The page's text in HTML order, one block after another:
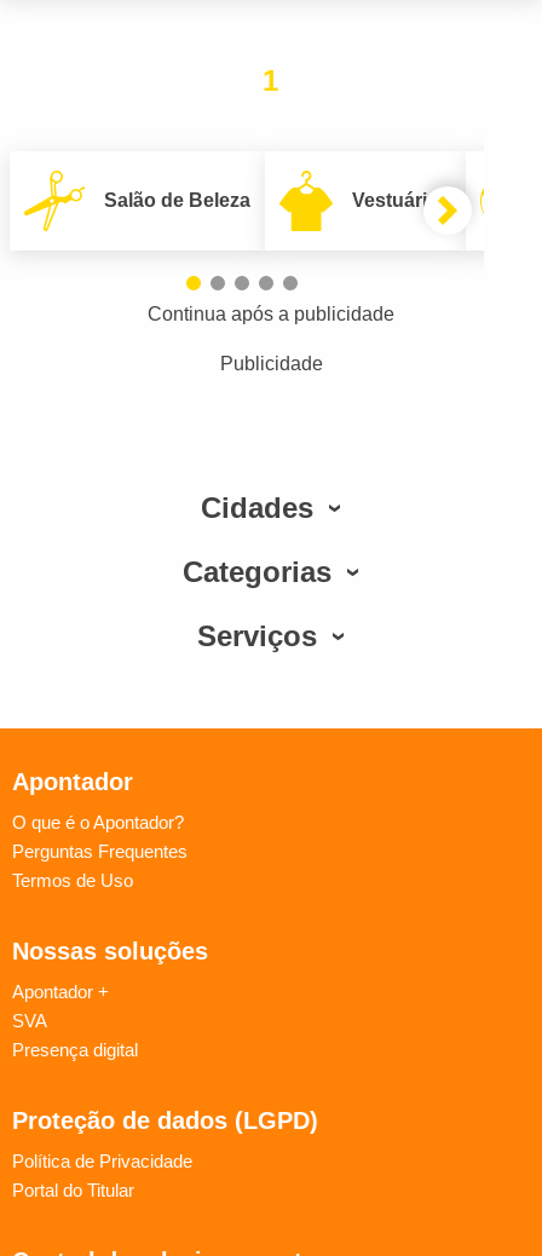
1
Salão de Beleza Vestuário
Continua após a publicidade
Publicidade
Cidades
Categorias
Serviços
Apontador
O que é o Apontador?
Perguntas Frequentes
Termos de Uso
Nossas soluções
Apontador +
SVA
Presença digital
Proteção de dados (LGPD)
Política de Privacidade
Portal do Titular